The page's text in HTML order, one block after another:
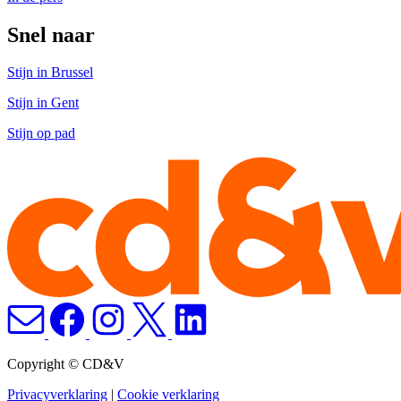
Snel naar
Stijn in Brussel
Stijn in Gent
Stijn op pad
Copyright © CD&V
Privacyverklaring | Cookie verklaring